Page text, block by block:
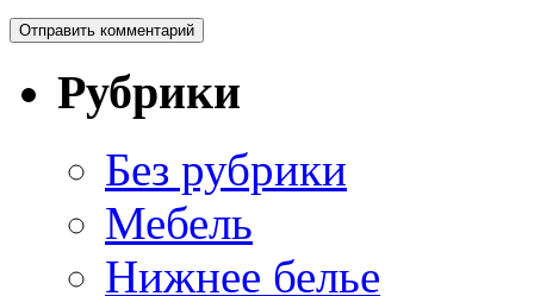
Рубрики
Без рубрики
Мебель
Нижнее белье